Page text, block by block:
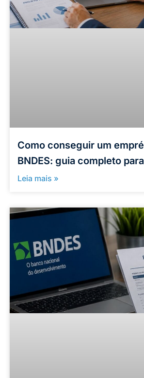
Como conseguir um
BNDES: guia completo
Leia mais »